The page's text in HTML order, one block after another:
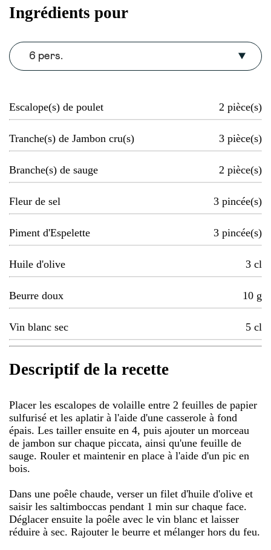
Ingrédients pour
6 pers.
Escalope(s) de poulet 2 pièce(s)
Tranche(s) de Jambon cru(s) 3 pièce(s)
Branche(s) de sauge 2 pièce(s)
Fleur de sel 3 pincée(s)
Piment d'Espelette 3 pincée(s)
Huile d'olive 3 cl
Beurre doux 10 g
Vin blanc sec 5 cl
Descriptif de la recette
Placer les escalopes de volaille entre 2 feuilles de papier
sulfurisé et les aplatir à l'aide d'une casserole à fond
épais. Les tailler ensuite en 4, puis ajouter un morceau
de jambon sur chaque piccata, ainsi qu'une feuille de
sauge. Rouler et maintenir en place à l'aide d'un pic en
bois.
Dans une poêle chaude, verser un filet d'huile d'olive et
saisir les saltimboccas pendant 1 min sur chaque face.
Déglacer ensuite la poêle avec le vin blanc et laisser
réduire à sec. Rajouter le beurre et mélanger hors du feu.